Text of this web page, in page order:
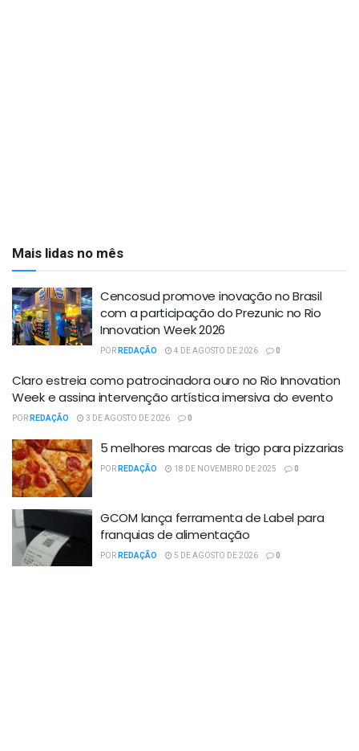
Mais lidas no mês
Cencosud promove inovação no Brasil
com a participação do Prezunic no Rio
Innovation Week 2026
PORREDAÇÃO 4 DE AGOSTO DE 2026 0
Claro estreia como patrocinadora ouro no Rio Innovation
Week e assina intervenção artística imersiva do evento
PORREDAÇÃO 3 DE AGOSTO DE 2026 0
5 melhores marcas de trigo para pizzarias
PORREDAÇÃO 18 DE NOVEMBRO DE 2025 0
GCOM lança ferramenta de Label para
franquias de alimentação
PORREDAÇÃO 5 DE AGOSTO DE 2026 0